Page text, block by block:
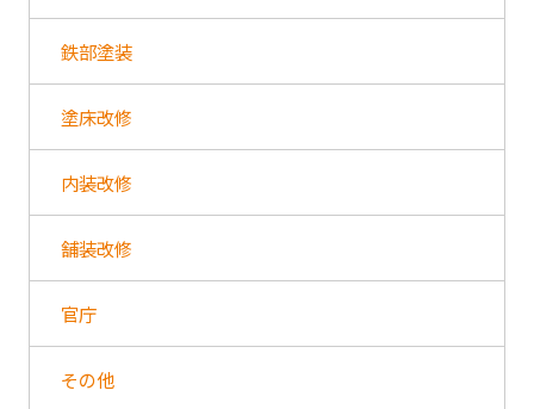
鉄部塗装
塗床改修
内装改修
舗装改修
官庁
その他